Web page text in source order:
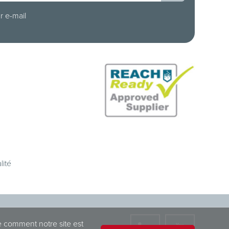
e-mail
comment notre site est